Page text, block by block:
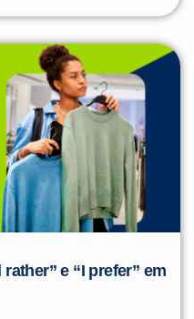
e “I prefer” em